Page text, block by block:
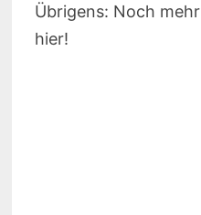
Übrigens: Noch mehr
hier!